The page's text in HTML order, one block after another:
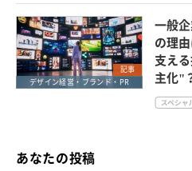
記事
デザイン経営・ブランド・PR
一般
の理
支え
主化"
あなたの投稿